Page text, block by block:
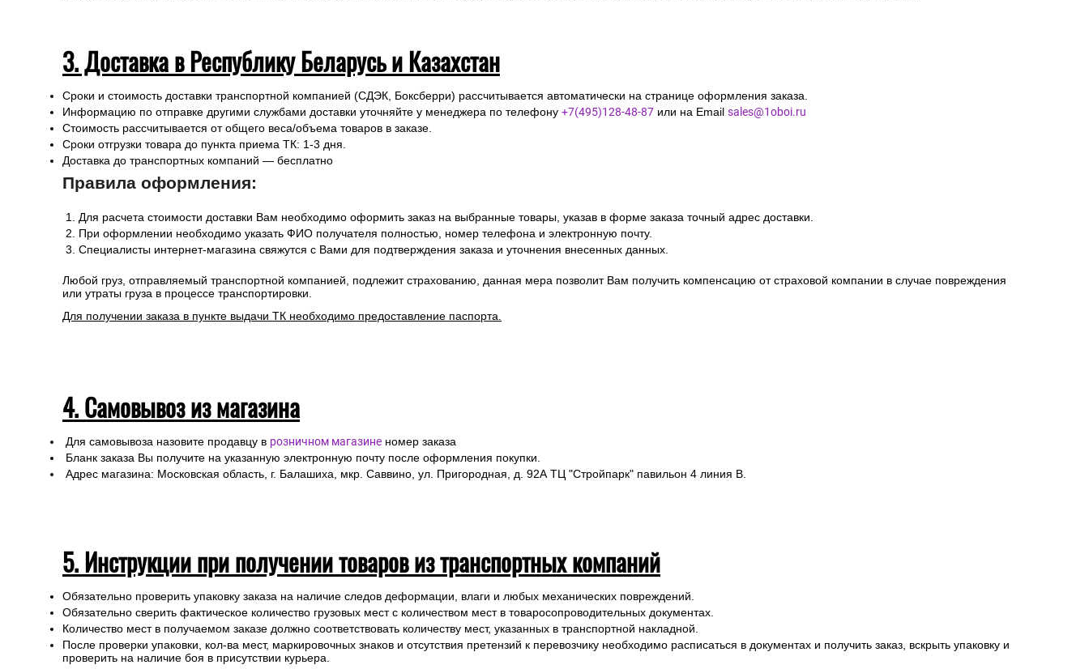
3. Доставка в Республику Беларусь и Казахстан
Сроки и стоимость доставки транспортной компанией (СДЭК, Боксберри) рассчитывается автоматически на странице оформления заказа.
Информацию по отправке другими службами доставки уточняйте у менеджера по телефону +7(495)128-48-87 или на Email sales@1oboi.ru
Стоимость рассчитывается от общего веса/объема товаров в заказе.
Сроки отгрузки товара до пункта приема ТК: 1-3 дня.
Доставка до транспортных компаний — бесплатно
Правила оформления:
Для расчета стоимости доставки Вам необходимо оформить заказ на выбранные товары, указав в форме заказа точный адрес доставки.
При оформлении необходимо указать ФИО получателя полностью, номер телефона и электронную почту.
Специалисты интернет-магазина свяжутся с Вами для подтверждения заказа и уточнения внесенных данных.
Любой груз, отправляемый транспортной компанией, подлежит страхованию, данная мера позволит Вам получить компенсацию от страховой компании в случае повреждения
или утраты груза в процессе транспортировки.
Для получении заказа в пункте выдачи ТК необходимо предоставление паспорта.
4. Самовывоз из магазина
Для самовывоза назовите продавцу в розничном магазине номер заказа
Бланк заказа Вы получите на указанную электронную почту после оформления покупки.
Адрес магазина: Московская область, г. Балашиха, мкр. Саввино, ул. Пригородная, д. 92А ТЦ "Стройпарк" павильон 4 линия В.
5. Инструкции при получении товаров из транспортных компаний
Обязательно проверить упаковку заказа на наличие следов деформации, влаги и любых механических повреждений.
Обязательно сверить фактическое количество грузовых мест с количеством мест в товаросопроводительных документах.
Количество мест в получаемом заказе должно соответствовать количеству мест, указанных в транспортной накладной.
После проверки упаковки, кол-ва мест, маркировочных знаков и отсутствия претензий к перевозчику необходимо расписаться в документах и получить заказ, вскрыть упаковку и
проверить на наличие боя в присутствии курьера.